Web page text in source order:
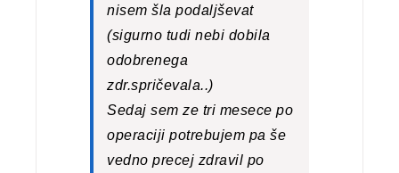
nisem šla podaljševat
(sigurno tudi nebi dobila
odobrenega
zdr.spričevala..)
Sedaj sem ze tri mesece po
operaciji potrebujem pa še
vedno precej zdravil po